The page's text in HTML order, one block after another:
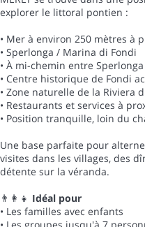
explorer le littoral pontien :
• Mer à environ 250 mètres à
• Sperlonga / Marina di Fondi
• À mi-chemin entre
• Centre historique de Fondi
• Zone naturelle de la Riviera
• Restaurants et services à
• Position tranquille, loin du
Une base parfaite pour
visites dans les villages, des
détente sur la véranda.
👨👩👧 Idéal pour
• Les familles avec enfants